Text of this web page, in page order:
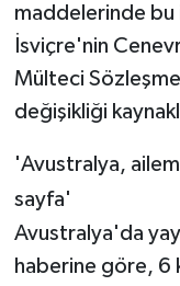
maddelerinde bu
İsviçre'nin
Mülteci
değişikliği
'Avustralya,
sayfa'
Avustralya'da
haberine göre, 6